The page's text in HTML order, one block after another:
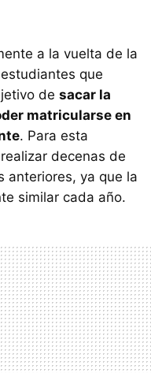
a la vuelta de la
que
de sacar la
matricularse en
. Para esta
decenas de
anteriores, ya que la
similar cada año.